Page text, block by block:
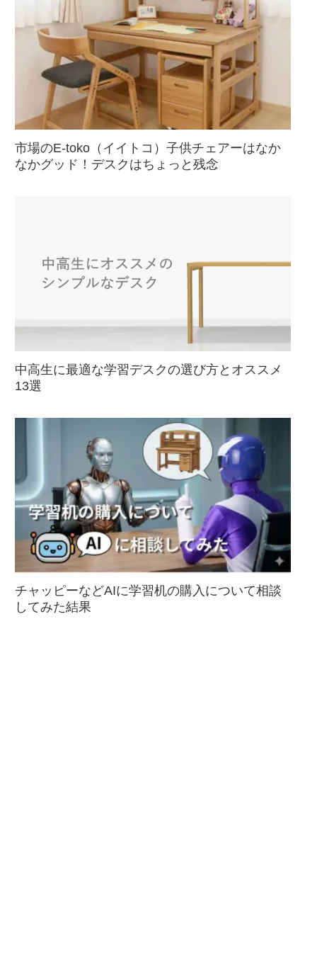
市場のE-toko（イイトコ）子供チェアーはなか
なかグッド！デスクはちょっと残念
中高生に最適な学習デスクの選び方とオススメ
13選
チャッピーなどAIに学習机の購入について相談
してみた結果